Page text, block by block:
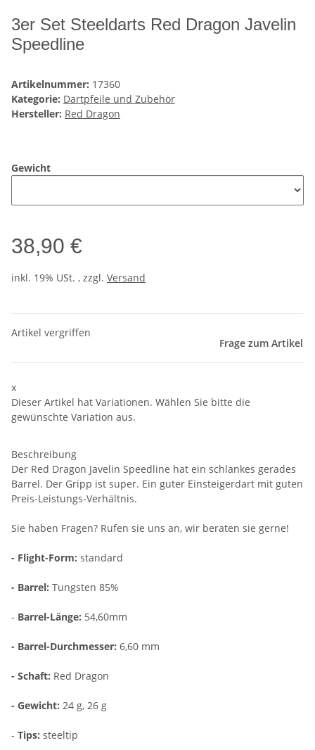
3er Set Steeldarts Red Dragon Javelin
Speedline
Artikelnummer: 17360
Kategorie: Dartpfeile und Zubehör
Hersteller: Red Dragon
Gewicht
38,90 €
inkl. 19% USt. , zzgl. Versand
Artikel vergriffen
Frage zum Artikel
x
Dieser Artikel hat Variationen. Wählen Sie bitte die
gewünschte Variation aus.
Beschreibung
Der Red Dragon Javelin Speedline hat ein schlankes gerades
Barrel. Der Gripp ist super. Ein guter Einsteigerdart mit guten
Preis-Leistungs-Verhältnis.
Sie haben Fragen? Rufen sie uns an, wir beraten sie gerne!
- Flight-Form: standard
- Barrel: Tungsten 85%
- Barrel-Länge: 54,60mm
- Barrel-Durchmesser: 6,60 mm
- Schaft: Red Dragon
- Gewicht: 24 g, 26 g
- Tips: steeltip